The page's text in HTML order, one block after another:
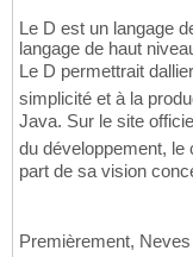
Le D est un langage
langage de haut
Le D permettrait
simplicité et à la
Java. Sur le site
du développement, le
part de sa vision
Premièrement, Neves